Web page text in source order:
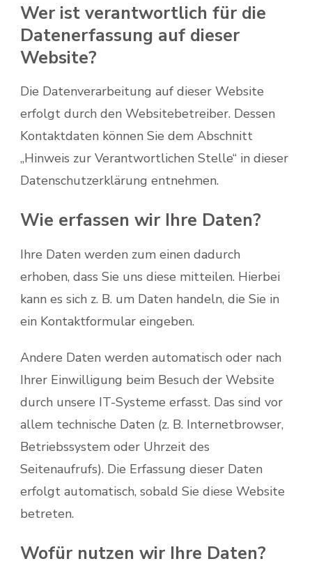
Wer ist verantwortlich für die
Datenerfassung auf dieser
Website?
Die Datenverarbeitung auf dieser Website
erfolgt durch den Websitebetreiber. Dessen
Kontaktdaten können Sie dem Abschnitt
„Hinweis zur Verantwortlichen Stelle“ in dieser
Datenschutzerklärung entnehmen.
Wie erfassen wir Ihre Daten?
Ihre Daten werden zum einen dadurch
erhoben, dass Sie uns diese mitteilen. Hierbei
kann es sich z. B. um Daten handeln, die Sie in
ein Kontaktformular eingeben.
Andere Daten werden automatisch oder nach
Ihrer Einwilligung beim Besuch der Website
durch unsere IT-Systeme erfasst. Das sind vor
allem technische Daten (z. B. Internetbrowser,
Betriebssystem oder Uhrzeit des
Seitenaufrufs). Die Erfassung dieser Daten
erfolgt automatisch, sobald Sie diese Website
betreten.
Wofür nutzen wir Ihre Daten?